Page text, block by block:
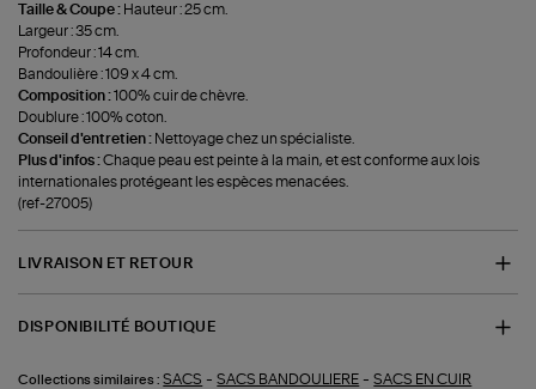
Taille & Coupe : Hauteur : 25 cm.
Largeur : 35 cm.
Profondeur : 14 cm.
Bandoulière : 109 x 4 cm.
Composition :100% cuir de chèvre.
Doublure : 100% coton.
Conseil d'entretien : Nettoyage chez un spécialiste.
Plus d'infos :Chaque peau est peinte à la main, et est conforme aux lois
internationales protégeant les espèces menacées.
(ref-27005)
LIVRAISON ET RETOUR
DISPONIBILITÉ BOUTIQUE
Collections similaires : SACS -SACS BANDOULIERE -SACS EN CUIR